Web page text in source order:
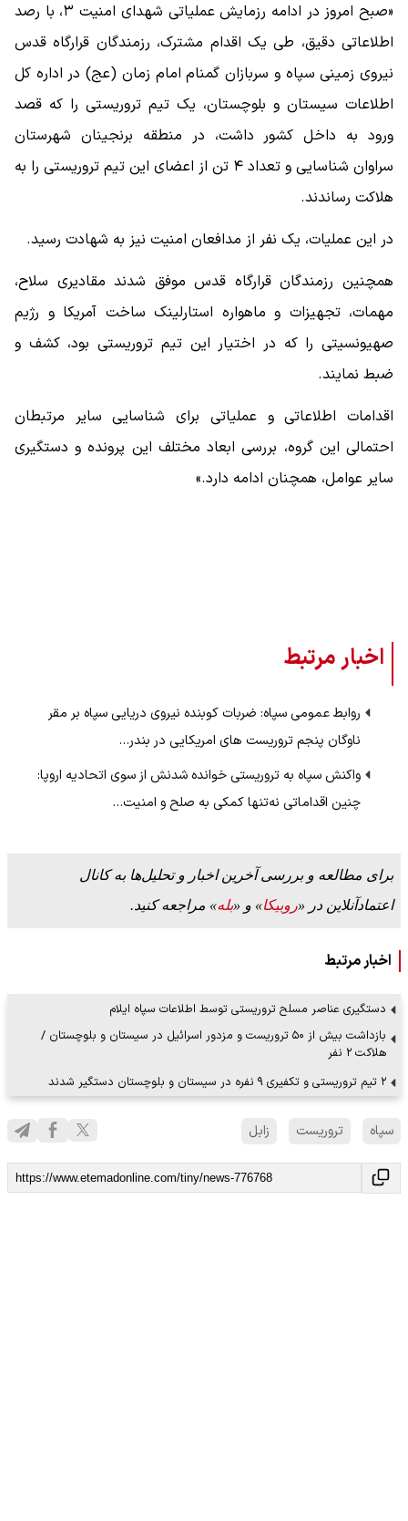
«صبح امروز در ادامه رزمایش عملیاتی شهدای امنیت ۳، با رصد
اطلاعاتی دقیق، طی یک اقدام مشترک، رزمندگان قرارگاه قدس
نیروی زمینی سپاه و سربازان گمنام امام زمان (عج) در اداره کل
اطلاعات سیستان و بلوچستان، یک تیم تروریستی را که قصد
ورود به داخل کشور داشت، در منطقه برنجینان شهرستان
سراوان شناسایی و تعداد ۴ تن از اعضای این تیم تروریستی را به
هلاکت رساندند.
در این عملیات، یک نفر از مدافعان امنیت نیز به شهادت رسید.
همچنین رزمندگان قرارگاه قدس موفق شدند مقادیری سلاح،
مهمات، تجهیزات و ماهواره استارلینک ساخت آمریکا و رژیم
صهیونسیتی را که در اختیار این تیم تروریستی بود، کشف و
ضبط نمایند.
اقدامات اطلاعاتی و عملیاتی برای شناسایی سایر مرتبطان
احتمالی این گروه، بررسی ابعاد مختلف این پرونده و دستگیری
سایر عوامل، همچنان ادامه دارد.»
اخبار مرتبط
روابط عمومی سپاه: ضربات کوبنده نیروی دریایی سپاه بر مقر
ناوگان پنجم تروریست های امریکایی در بندر…
واکنش سپاه به تروریستی خوانده شدنش از سوی اتحادیه اروپا:
چنین اقداماتی نه‌تنها کمکی به صلح و امنیت…
برای مطالعه و بررسی آخرین اخبار و تحلیل‌ها به کانال
اعتمادآنلاین در «روبیکا» و «بله» مراجعه کنید.
اخبار مرتبط
دستگیری عناصر مسلح تروریستی توسط اطلاعات سپاه ایلام
بازداشت بیش از ۵۰ تروریست و مزدور اسرائیل در سیستان و بلوچستان /
هلاکت ۲ نفر
۲ تیم تروریستی و تکفیری ۹ نفره در سیستان و بلوچستان دستگیر شدند
سپاه تروریست زابل